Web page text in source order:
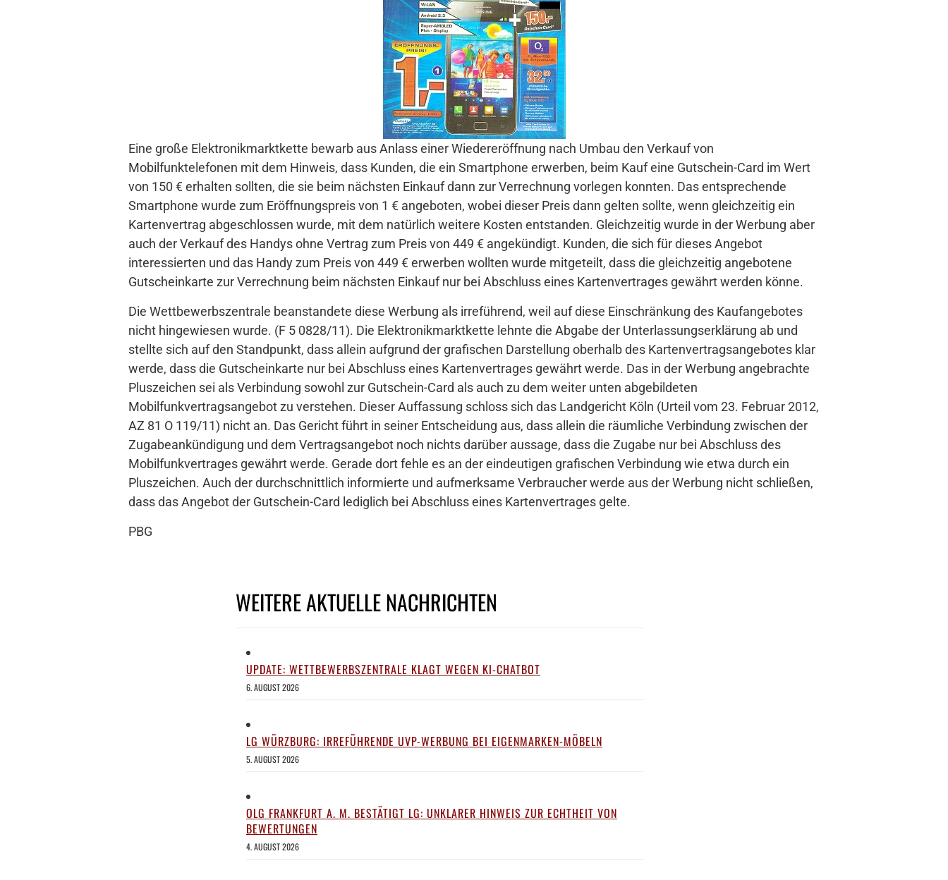
Eine große Elektronikmarktkette bewarb aus Anlass einer Wiedereröffnung nach Umbau den Verkauf von
Mobilfunktelefonen mit dem Hinweis, dass Kunden, die ein Smartphone erwerben, beim Kauf eine Gutschein-Card im Wert
von 150 € erhalten sollten, die sie beim nächsten Einkauf dann zur Verrechnung vorlegen konnten. Das entsprechende
Smartphone wurde zum Eröffnungspreis von 1 € angeboten, wobei dieser Preis dann gelten sollte, wenn gleichzeitig ein
Kartenvertrag abgeschlossen wurde, mit dem natürlich weitere Kosten entstanden. Gleichzeitig wurde in der Werbung aber
auch der Verkauf des Handys ohne Vertrag zum Preis von 449 € angekündigt. Kunden, die sich für dieses Angebot
interessierten und das Handy zum Preis von 449 € erwerben wollten wurde mitgeteilt, dass die gleichzeitig angebotene
Gutscheinkarte zur Verrechnung beim nächsten Einkauf nur bei Abschluss eines Kartenvertrages gewährt werden könne.
Die Wettbewerbszentrale beanstandete diese Werbung als irreführend, weil auf diese Einschränkung des Kaufangebotes
nicht hingewiesen wurde. (F 5 0828/11). Die Elektronikmarktkette lehnte die Abgabe der Unterlassungserklärung ab und
stellte sich auf den Standpunkt, dass allein aufgrund der grafischen Darstellung oberhalb des Kartenvertragsangebotes klar
werde, dass die Gutscheinkarte nur bei Abschluss eines Kartenvertrages gewährt werde. Das in der Werbung angebrachte
Pluszeichen sei als Verbindung sowohl zur Gutschein-Card als auch zu dem weiter unten abgebildeten
Mobilfunkvertragsangebot zu verstehen. Dieser Auffassung schloss sich das Landgericht Köln (Urteil vom 23. Februar 2012,
AZ 81 O 119/11) nicht an. Das Gericht führt in seiner Entscheidung aus, dass allein die räumliche Verbindung zwischen der
Zugabeankündigung und dem Vertragsangebot noch nichts darüber aussage, dass die Zugabe nur bei Abschluss des
Mobilfunkvertrages gewährt werde. Gerade dort fehle es an der eindeutigen grafischen Verbindung wie etwa durch ein
Pluszeichen. Auch der durchschnittlich informierte und aufmerksame Verbraucher werde aus der Werbung nicht schließen,
dass das Angebot der Gutschein-Card lediglich bei Abschluss eines Kartenvertrages gelte.
PBG
WEITERE AKTUELLE NACHRICHTEN
UPDATE: WETTBEWERBSZENTRALE KLAGT WEGEN KI-CHATBOT
6. AUGUST 2026
LG WÜRZBURG: IRREFÜHRENDE UVP-WERBUNG BEI EIGENMARKEN-MÖBELN
5. AUGUST 2026
OLG FRANKFURT A. M. BESTÄTIGT LG: UNKLARER HINWEIS ZUR ECHTHEIT VON
BEWERTUNGEN
4. AUGUST 2026